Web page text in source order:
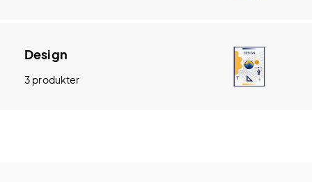
Design
3 produkter